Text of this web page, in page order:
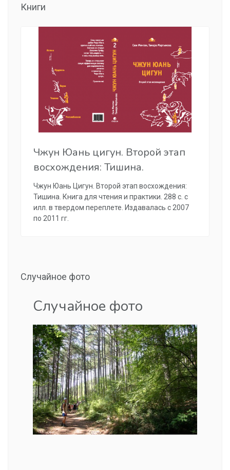
Книги
Чжун Юань цигун. Второй этап
восхождения: Тишина.
Чжун Юань Цигун. Второй этап восхождения:
Тишина. Книга для чтения и практики. 288 с. с
илл. в твердом переплете. Издавалась с 2007
по 2011 гг.
Случайное фото
Случайное фото